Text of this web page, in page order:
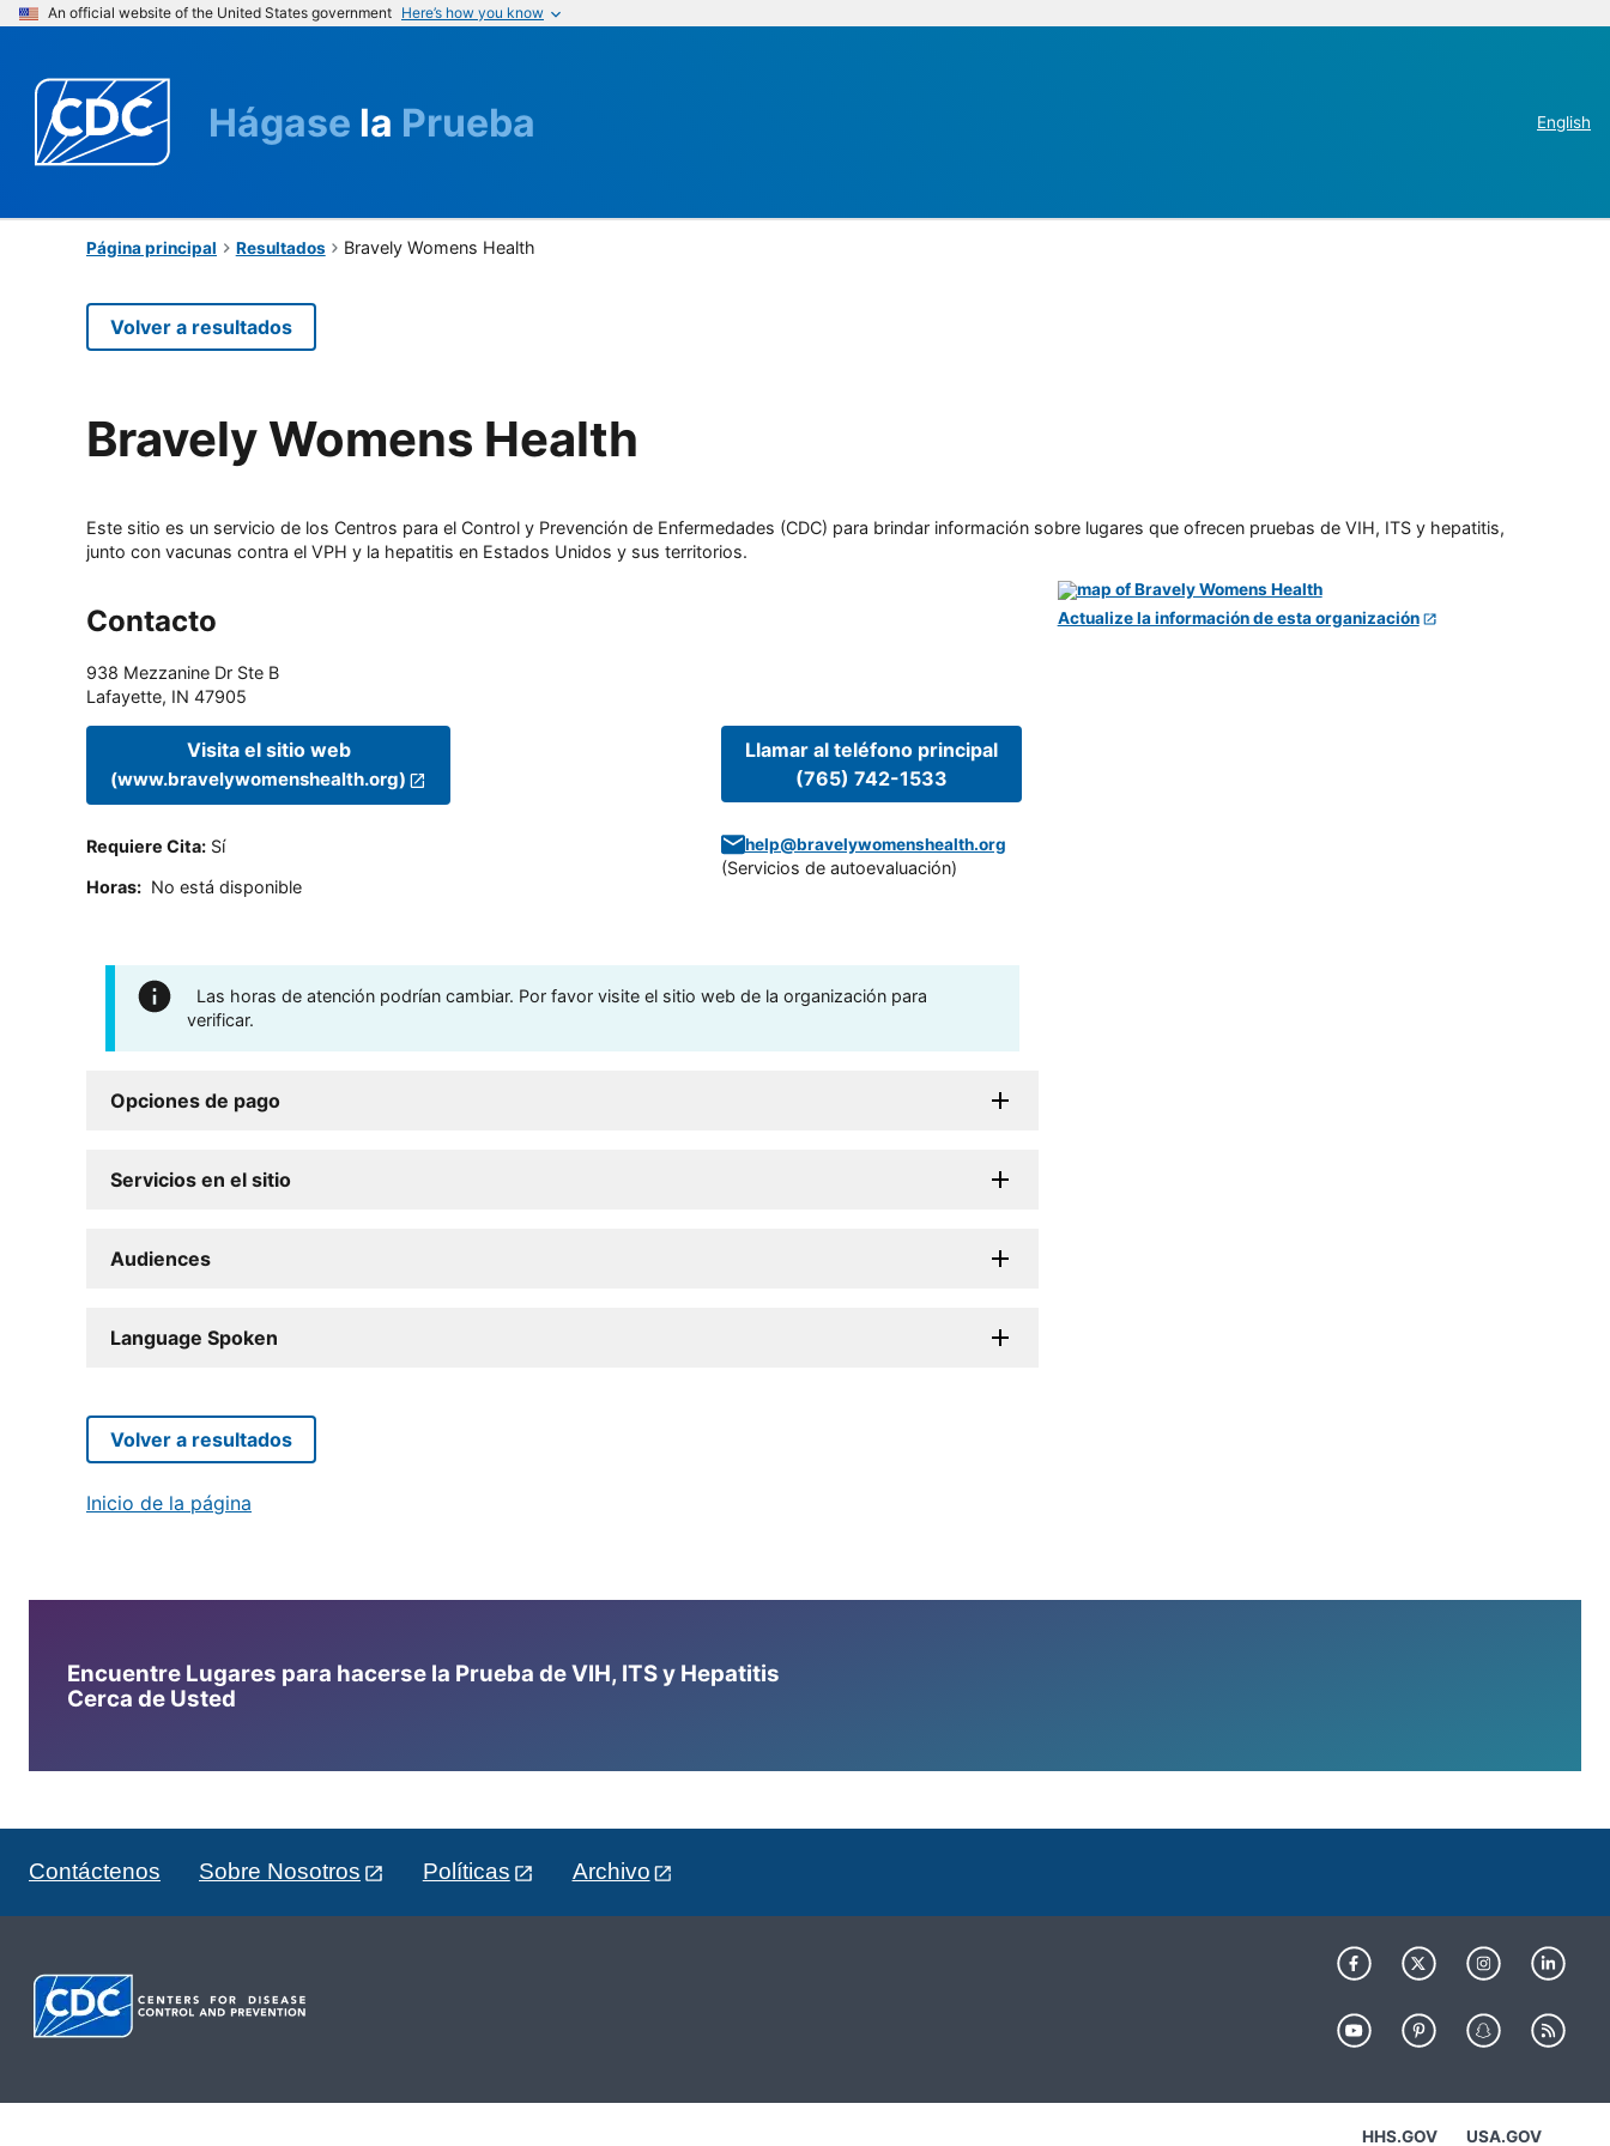
An official website of the United States government Here’s how you know
Hágase la Prueba English
Página principal Resultados Bravely Womens Health
Volver a resultados
Bravely Womens Health
Este sitio es un servicio de los Centros para el Control y Prevención de Enfermedades (CDC) para brindar información sobre lugares que ofrecen pruebas de VIH, ITS y hepatitis,
junto con vacunas contra el VPH y la hepatitis en Estados Unidos y sus territorios.
Contacto
938 Mezzanine Dr Ste B
Lafayette, IN 47905
Visita el sitio web
(www.bravelywomenshealth.org)
Requiere Cita: Sí
Horas: No está disponible
Llamar al teléfono principal
(765) 742-1533
help@bravelywomenshealth.org
(Servicios de autoevaluación)
Las horas de atención podrían cambiar. Por favor visite el sitio web de la organización para
verificar.
Opciones de pago
Servicios en el sitio
Audiences
Language Spoken
Actualize la información de esta organización
Volver a resultados
Inicio de la página
Encuentre Lugares para hacerse la Prueba de VIH, ITS y Hepatitis
Cerca de Usted
Contáctenos Sobre Nosotros Políticas Archivo
HHS.GOV USA.GOV